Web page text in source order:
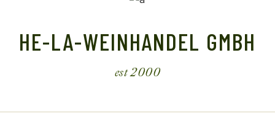
HE-LA-WEINHANDEL GMBH
est 2000